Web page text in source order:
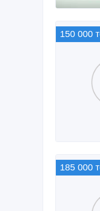
150 000
185 000